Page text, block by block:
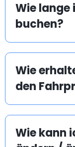
Wie lange
buchen?
Wie
den
Wie kann